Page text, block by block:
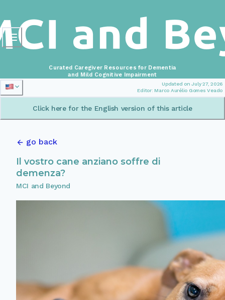
Updated on July 27, 2026
Editor: Marco Aurélio Gomes Veado
Curated Caregiver Resources for Dementia
and Mild Cognitive Impairment
Click here for the English version of this article
go back
Il vostro cane anziano soffre di
demenza?
MCI and Beyond